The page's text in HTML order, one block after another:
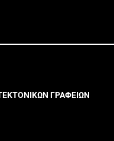
ΓΡΑΦΕΙΩΝ